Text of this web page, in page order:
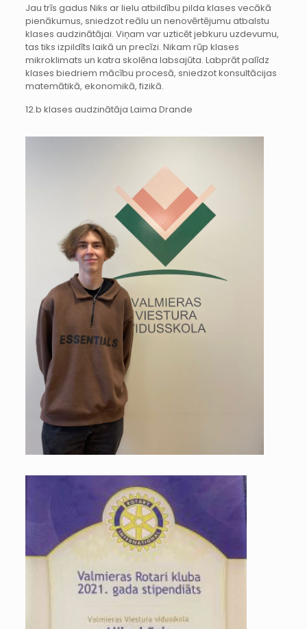
Jau trīs gadus Niks ar lielu atbildību pilda klases vecākā
pienākumus, sniedzot reālu un nenovērtējumu atbalstu
klases audzinātājai. Viņam var uzticēt jebkuru uzdevumu,
tas tiks izpildīts laikā un precīzi. Nikam rūp klases
mikroklimats un katra skolēna labsajūta. Labprāt palīdz
klases biedriem mācību procesā, sniedzot konsultācijas
matemātikā, ekonomikā, fizikā.
12.b klases audzinātāja Laima Drande